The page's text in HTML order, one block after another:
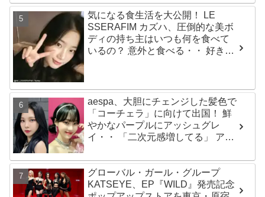
を語る「ずっと夢見てたステー
ジ…嬉しくて光栄」
気になる食生活を大公開！ LE
SSERAFIM カズハ、圧倒的な美ボ
ディの持ち主はいつも何を食べて
いるの？ 意外と食べる・・ 好きな
aespa、大胆にチェンジした髪色で
「コーチェラ」に向けて出国！ 鮮
やかなパープルにアッシュグレ
イ・・ 「二次元感増してる」 アバ
グローバル・ガール・グループ
KATSEYE、EP『WILD』発売記念